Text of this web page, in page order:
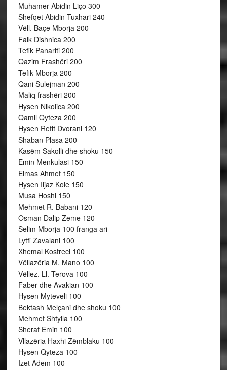
Muhamer Abidin Liço 300
Shefqet Abidin Tuxhari 240
Vëll. Baçe Mborja 200
Faik Dishnica 200
Tefik Panariti 200
Qazim Frashëri 200
Tefik Mborja 200
Qani Sulejman 200
Maliq frashëri 200
Hysen Nikolica 200
Qamil Qyteza 200
Hysen Refit Dvorani 120
Shaban Plasa 200
Kasëm Sakolli dhe shoku 150
Emin Menkulasi 150
Elmas Ahmet 150
Hysen Iljaz Kole 150
Musa Hoshi 150
Mehmet R. Babani 120
Osman Dalip Zeme 120
Selim Mborja 100 franga ari
Lytfi Zavalani 100
Xhemal Kostreci 100
Vëllazëria M. Mano 100
Vëllez. Ll. Terova 100
Faber dhe Avakian 100
Hysen Myteveli 100
Bektash Melçani dhe shoku 100
Mehmet Shtylla 100
Sheraf Emin 100
Vllazëria Haxhi Zëmblaku 100
Hysen Qyteza 100
Izet Adem 100